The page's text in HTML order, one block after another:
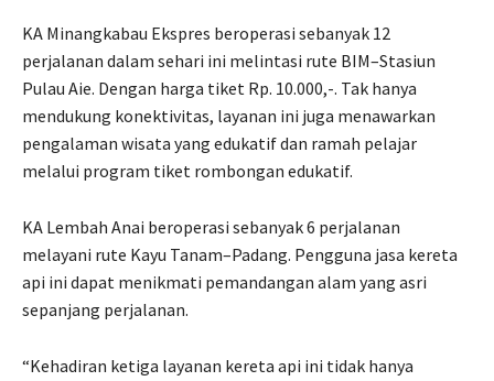
KA Minangkabau Ekspres beroperasi sebanyak 12
perjalanan dalam sehari ini melintasi rute BIM–Stasiun
Pulau Aie. Dengan harga tiket Rp. 10.000,-. Tak hanya
mendukung konektivitas, layanan ini juga menawarkan
pengalaman wisata yang edukatif dan ramah pelajar
melalui program tiket rombongan edukatif.
KA Lembah Anai beroperasi sebanyak 6 perjalanan
melayani rute Kayu Tanam–Padang. Pengguna jasa kereta
api ini dapat menikmati pemandangan alam yang asri
sepanjang perjalanan.
“Kehadiran ketiga layanan kereta api ini tidak hanya